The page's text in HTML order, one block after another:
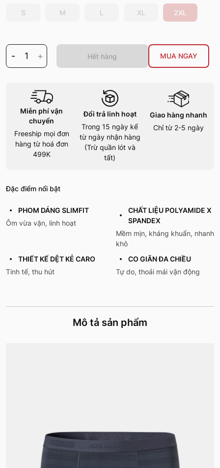
S M L XL 2XL
- 1 + Hết hàng MUA NGAY
Miễn phí vận
chuyển
Freeship mọi đơn
hàng từ hoá đơn
499K
Đổi trả linh hoạt
Trong 15 ngày kể
từ ngày nhận hàng
(Trừ quần lót và
tất)
Giao hàng nhanh
Chỉ từ 2-5 ngày
Đặc điểm nổi bật
PHOM DÁNG SLIMFIT
Ôm vừa vặn, linh hoạt
CHẤT LIỆU POLYAMIDE X
SPANDEX
Mềm mịn, kháng khuẩn, nhanh
khô
THIẾT KẾ DỆT KẺ CARO
Tinh tế, thu hút
CO GIÃN ĐA CHIỀU
Tự do, thoải mái vận động
Mô tả sản phẩm